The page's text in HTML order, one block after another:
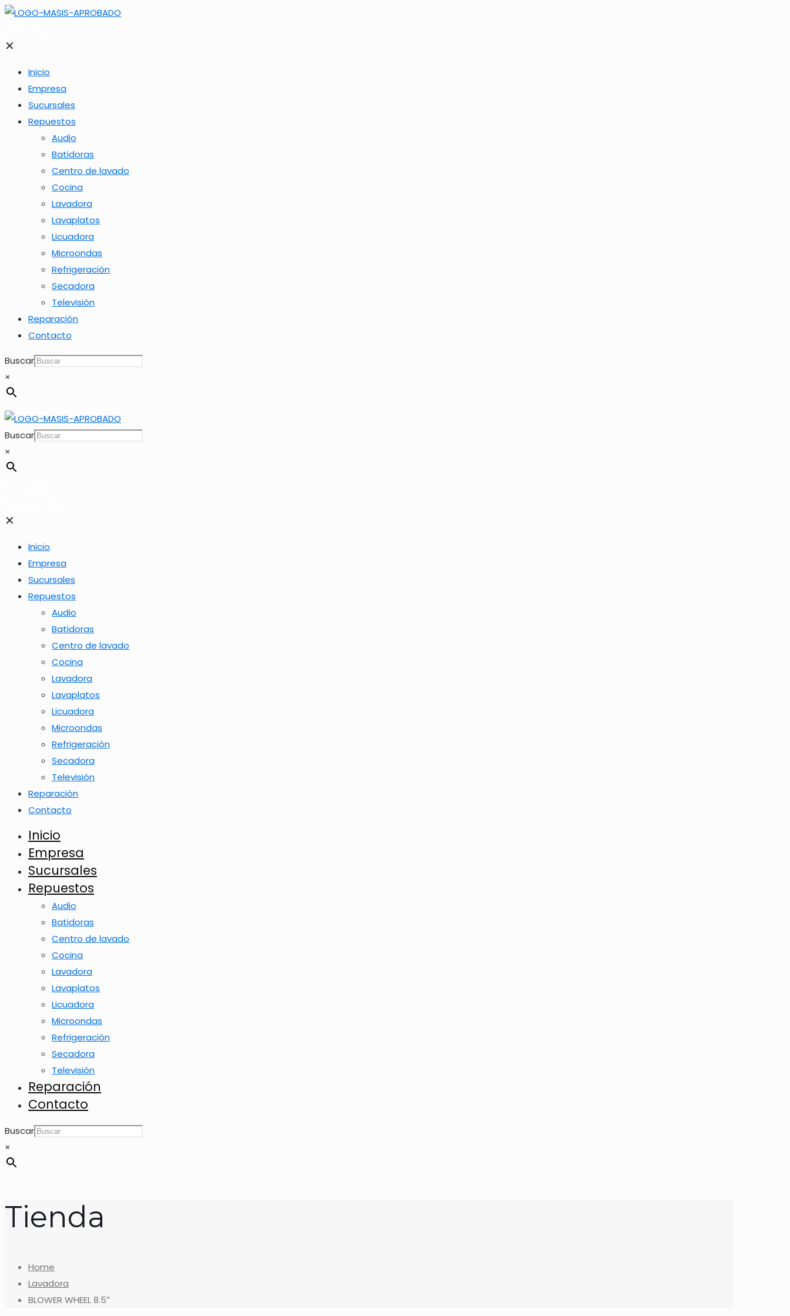
✕
Inicio
Empresa
Sucursales
Repuestos
Audio
Batidoras
Centro de lavado
Cocina
Lavadora
Lavaplatos
Licuadora
Microondas
Refrigeración
Secadora
Televisión
Reparación
Contacto
Buscar
×
Buscar
×
✕
Inicio
Empresa
Sucursales
Repuestos
Audio
Batidoras
Centro de lavado
Cocina
Lavadora
Lavaplatos
Licuadora
Microondas
Refrigeración
Secadora
Televisión
Reparación
Contacto
Inicio
Empresa
Sucursales
Repuestos
Audio
Batidoras
Centro de lavado
Cocina
Lavadora
Lavaplatos
Licuadora
Microondas
Refrigeración
Secadora
Televisión
Reparación
Contacto
Buscar
×
Tienda
Home
Lavadora
BLOWER WHEEL 8.5″